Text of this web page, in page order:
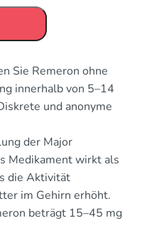
Sie Remeron ohne
innerhalb von 5–14
und anonyme
der Major
Medikament wirkt als
die Aktivität
im Gehirn erhöht.
beträgt 15–45 mg